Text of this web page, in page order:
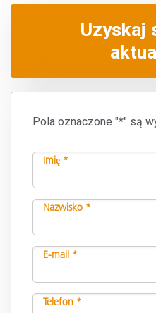
Uzyskaj
Pola oznaczone "*" są
Imię *
Nazwisko *
E-mail *
Telefon *